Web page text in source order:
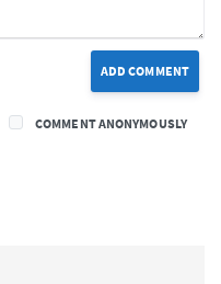
ADD COMMENT
COMMENT ANONYMOUSLY